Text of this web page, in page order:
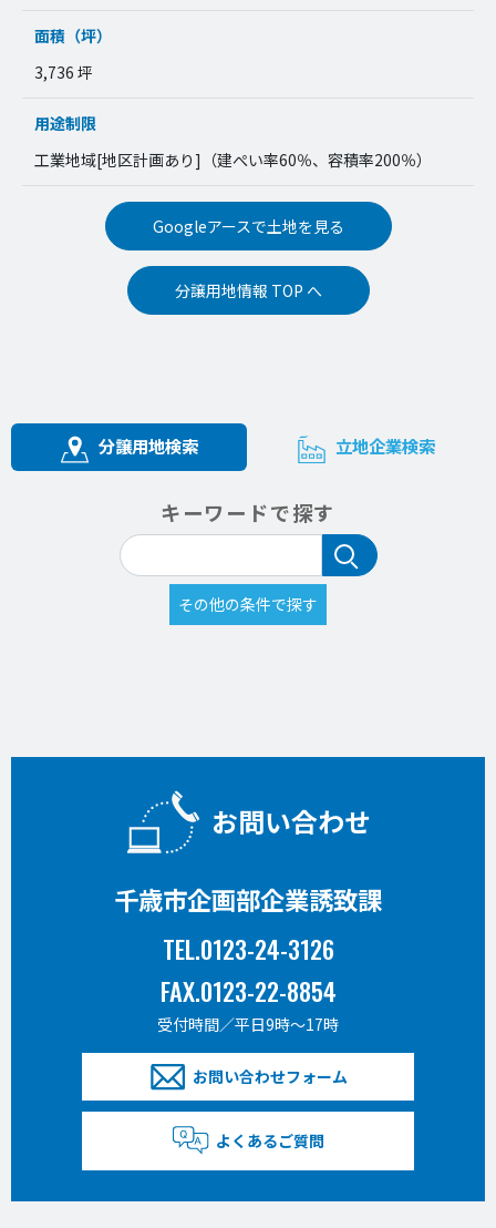
面積（坪）
3,736 坪
用途制限
工業地域[地区計画あり]（建ぺい率60％、容積率200％）
Googleアースで土地を見る
分譲用地情報 TOP へ
分譲用地検索 立地企業検索
キーワードで探す
お問い合わせ
千歳市企画部企業誘致課
TEL.0123-24-3126
FAX.0123-22-8854
受付時間／平日9時〜17時
お問い合わせフォーム
よくあるご質問